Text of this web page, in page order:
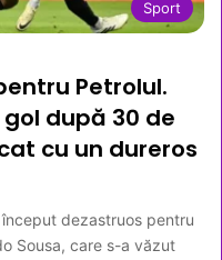
Sport
Petrolul.
după 30 de
cu un dureros
dezastruos pentru
Sousa, care s-a văzut